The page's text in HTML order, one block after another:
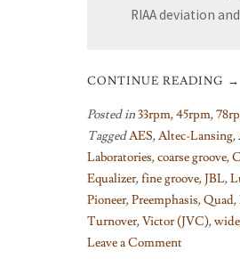
RIAA deviation
CONTINUE READING →
Posted in33rpm,45rpm,
TaggedAES,Altec-Lansing,
Laboratories,coarse groove,
Equalizer,fine groove,JBL,
Pioneer,Preemphasis,Quad,
Turnover,Victor (JVC),
Leave a Comment